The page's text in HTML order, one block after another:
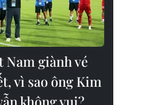
Nam giành vé
vì sao ông Kim
không vui?